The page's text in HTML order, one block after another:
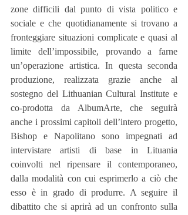
zone difficili dal punto di vista politico e
sociale e che quotidianamente si trovano a
fronteggiare situazioni complicate e quasi al
limite dell’impossibile, provando a farne
un’operazione artistica. In questa seconda
produzione, realizzata grazie anche al
sostegno del Lithuanian Cultural Institute e
co-prodotta da AlbumArte, che seguirà
anche i prossimi capitoli dell’intero progetto,
Bishop e Napolitano sono impegnati ad
intervistare artisti di base in Lituania
coinvolti nel ripensare il contemporaneo,
dalla modalità con cui esprimerlo a ciò che
esso è in grado di produrre. A seguire il
dibattito che si aprirà ad un confronto sulla